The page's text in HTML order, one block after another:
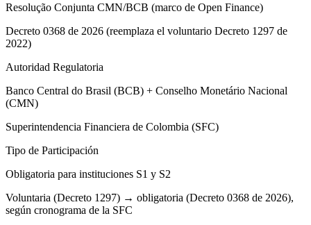
Resolução Conjunta CMN/BCB (marco de Open Finance)
Decreto 0368 de 2026 (reemplaza el voluntario Decreto 1297 de
2022)
Autoridad Regulatoria
Banco Central do Brasil (BCB) + Conselho Monetário Nacional
(CMN)
Superintendencia Financiera de Colombia (SFC)
Tipo de Participación
Obligatoria para instituciones S1 y S2
Voluntaria (Decreto 1297) → obligatoria (Decreto 0368 de 2026),
según cronograma de la SFC